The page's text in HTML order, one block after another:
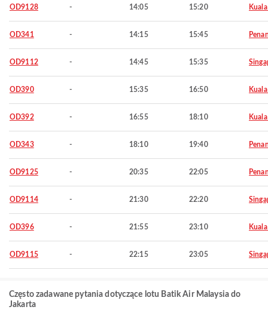
OD9128 - 14:05 15:20
OD341 - 14:15 15:45
OD9112 - 14:45 15:35
OD390 - 15:35 16:50
OD392 - 16:55 18:10
OD343 - 18:10 19:40
OD9125 - 20:35 22:05
OD9114 - 21:30 22:20
OD396 - 21:55 23:10
OD9115 - 22:15 23:05
Często zadawane pytania dotyczące lotu Batik Air Malaysia do
Jakarta